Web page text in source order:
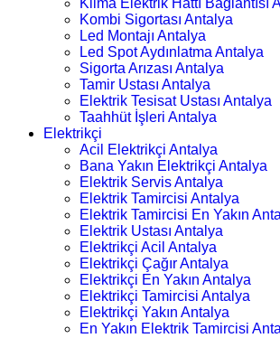
Klima Elektrik Hattı Bağlantısı
Kombi Sigortası Antalya
Led Montajı Antalya
Led Spot Aydınlatma Antalya
Sigorta Arızası Antalya
Tamir Ustası Antalya
Elektrik Tesisat Ustası Antalya
Taahhüt İşleri Antalya
Elektrikçi
Acil Elektrikçi Antalya
Bana Yakın Elektrikçi Antalya
Elektrik Servis Antalya
Elektrik Tamircisi Antalya
Elektrik Tamircisi En Yakın
Elektrik Ustası Antalya
Elektrikçi Acil Antalya
Elektrikçi Çağır Antalya
Elektrikçi En Yakın Antalya
Elektrikçi Tamircisi Antalya
Elektrikçi Yakın Antalya
En Yakın Elektrik Tamircisi